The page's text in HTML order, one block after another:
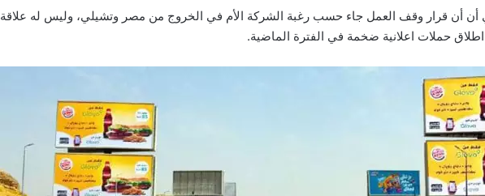
أن أن قرار وقف العمل جاء حسب رغبة الشركة الأم في الخروج من مصر وتشيلي، وليس له علاقة
اطلاق حملات اعلانية ضخمة في الفترة الماضية.